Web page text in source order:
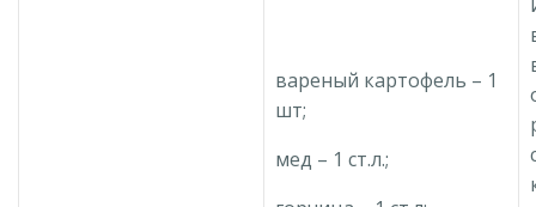
вареный картофель – 1
шт;
мед – 1 ст.л.;